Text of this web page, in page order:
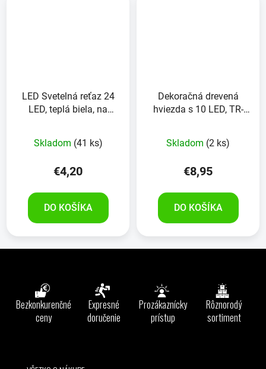
LED Svetelná reťaz 24
LED, teplá biela, na
Skladom (41 ks)
€4,20
DO KOŠÍKA
Dekoračná drevená
hviezda s 10 LED, TR-
Skladom (2 ks)
€8,95
DO KOŠÍKA
Bezkonkurenčné
ceny
Expresné
doručenie
Prozákaznícky
prístup
Rôznorodý
sortiment